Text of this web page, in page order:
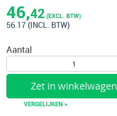
46,42 (EXCL. BTW)
56.17 (INCL. BTW)
Aantal
Zet in winkelwagen
VERGELIJKEN >